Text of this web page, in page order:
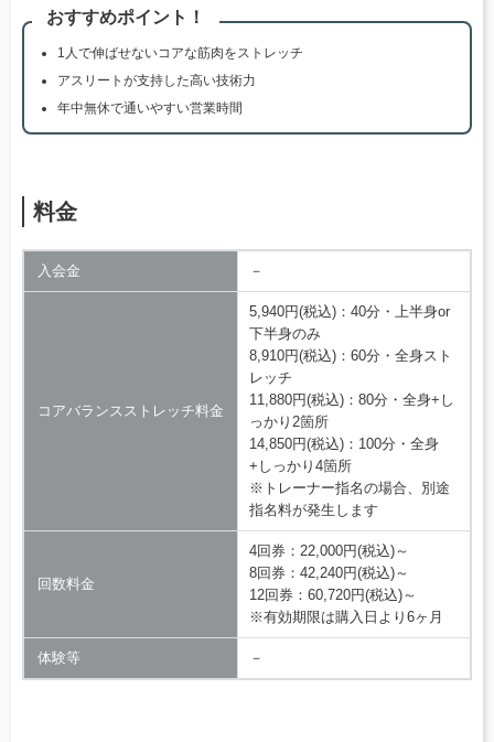
おすすめポイント！
1人で伸ばせないコアな筋肉をストレッチ
アスリートが支持した高い技術力
年中無休で通いやすい営業時間
料金
入会金 －
コアバランスストレッチ料金
5,940円(税込)：40分・上半身or
下半身のみ
8,910円(税込)：60分・全身スト
レッチ
11,880円(税込)：80分・全身+し
っかり2箇所
14,850円(税込)：100分・全身
+しっかり4箇所
※トレーナー指名の場合、別途
指名料が発生します
回数料金
4回券：22,000円(税込)～
8回券：42,240円(税込)～
12回券：60,720円(税込)～
※有効期限は購入日より6ヶ月
体験等 －